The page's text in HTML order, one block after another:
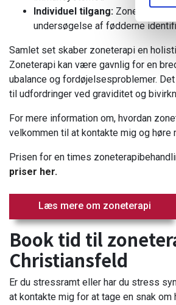
Individuel tilgang: Zoneterapi til
undersøgelse af fødderne
Samlet set skaber zoneterapi en
Zoneterapi kan være gavnlig for en
ubalance og fordøjelsesproblemer.
til udfordringer ved graviditet og
For mere information om, hvordan
velkommen til at kontakte mig og
Prisen for en times
priser her.
Læs mere om zoneterapi
Book tid til
Christiansfeld
Er du stressramt eller har du stress
at kontakte mig for at tage en snak